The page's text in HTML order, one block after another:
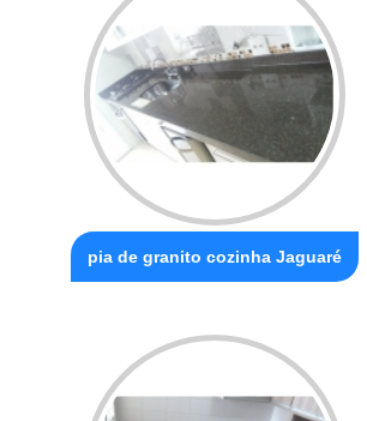
pia de granito cozinha Jaguaré